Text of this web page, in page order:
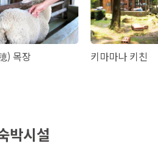
) 목장 키마마나 키친
박시설